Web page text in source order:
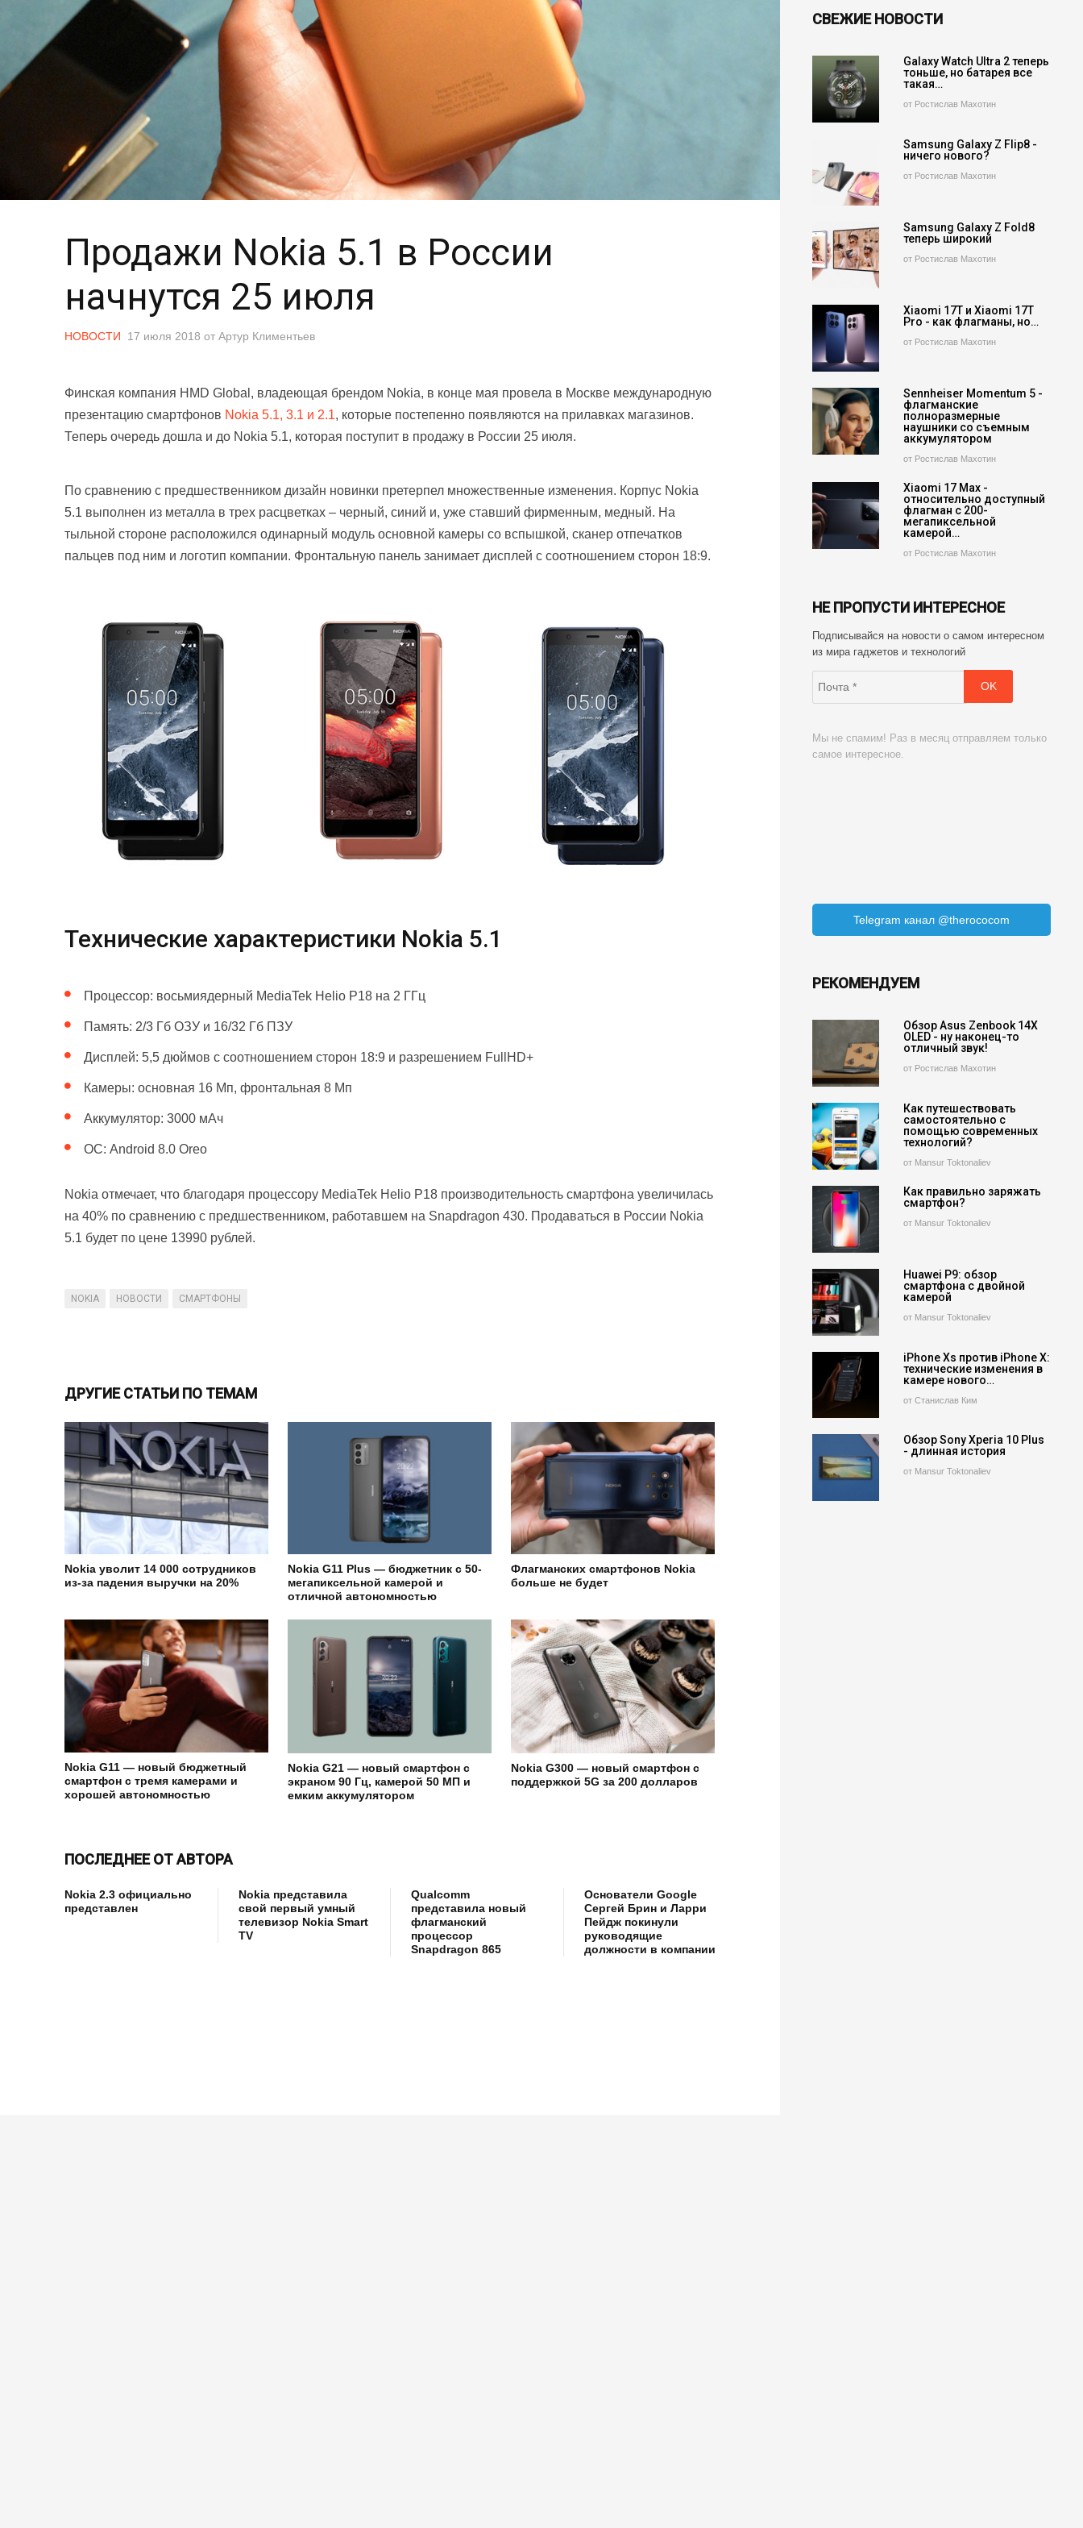
Продажи Nokia 5.1 в России
начнутся 25 июля
НОВОСТИ 17 июля 2018 от Артур Климентьев
Финская компания HMD Global, владеющая брендом Nokia, в конце мая провела в Москве международную
презентацию смартфонов Nokia 5.1, 3.1 и 2.1, которые постепенно появляются на прилавках магазинов.
Теперь очередь дошла и до Nokia 5.1, которая поступит в продажу в России 25 июля.
По сравнению с предшественником дизайн новинки претерпел множественные изменения. Корпус Nokia
5.1 выполнен из металла в трех расцветках – черный, синий и, уже ставший фирменным, медный. На
тыльной стороне расположился одинарный модуль основной камеры со вспышкой, сканер отпечатков
пальцев под ним и логотип компании. Фронтальную панель занимает дисплей с соотношением сторон 18:9.
Технические характеристики Nokia 5.1
Процессор: восьмиядерный MediaTek Helio P18 на 2 ГГц
Память: 2/3 Гб ОЗУ и 16/32 Гб ПЗУ
Дисплей: 5,5 дюймов с соотношением сторон 18:9 и разрешением FullHD+
Камеры: основная 16 Мп, фронтальная 8 Мп
Аккумулятор: 3000 мАч
ОС: Android 8.0 Oreo
Nokia отмечает, что благодаря процессору MediaTek Helio P18 производительность смартфона увеличилась
на 40% по сравнению с предшественником, работавшем на Snapdragon 430. Продаваться в Росcии Nokia
5.1 будет по цене 13990 рублей.
NOKIA НОВОСТИ СМАРТФОНЫ
ДРУГИЕ СТАТЬИ ПО ТЕМАМ
Nokia уволит 14 000 сотрудников
из-за падения выручки на 20%
Nokia G11 Plus — бюджетник с 50-
мегапиксельной камерой и
отличной автономностью
Флагманских смартфонов Nokia
больше не будет
Nokia G11 — новый бюджетный
смартфон с тремя камерами и
хорошей автономностью
Nokia G21 — новый смартфон с
экраном 90 Гц, камерой 50 МП и
емким аккумулятором
Nokia G300 — новый смартфон с
поддержкой 5G за 200 долларов
ПОСЛЕДНЕЕ ОТ АВТОРА
Nokia 2.3 официально
представлен
Nokia представила
свой первый умный
телевизор Nokia Smart
TV
Qualcomm
представила новый
флагманский
процессор
Snapdragon 865
Основатели Google
Сергей Брин и Ларри
Пейдж покинули
руководящие
должности в компании
СВЕЖИЕ НОВОСТИ
Galaxy Watch Ultra 2 теперь
тоньше, но батарея все
такая…
от Ростислав Махотин
Samsung Galaxy Z Flip8 -
ничего нового?
от Ростислав Махотин
Samsung Galaxy Z Fold8
теперь широкий
от Ростислав Махотин
Xiaomi 17T и Xiaomi 17T
Pro - как флагманы, но…
от Ростислав Махотин
Sennheiser Momentum 5 -
флагманские
полноразмерные
наушники со съемным
аккумулятором
от Ростислав Махотин
Xiaomi 17 Max -
относительно доступный
флагман с 200-
мегапиксельной
камерой…
от Ростислав Махотин
НЕ ПРОПУСТИ ИНТЕРЕСНОЕ
Подписывайся на новости о самом интересном
из мира гаджетов и технологий
Мы не спамим! Раз в месяц отправляем только
самое интересное.
Telegram канал @therococom
РЕКОМЕНДУЕМ
Обзор Asus Zenbook 14X
OLED - ну наконец-то
отличный звук!
от Ростислав Махотин
Как путешествовать
самостоятельно с
помощью современных
технологий?
от Mansur Toktonaliev
Как правильно заряжать
смартфон?
от Mansur Toktonaliev
Huawei P9: обзор
смартфона с двойной
камерой
от Mansur Toktonaliev
iPhone Xs против iPhone X:
технические изменения в
камере нового…
от Станислав Ким
Обзор Sony Xperia 10 Plus
- длинная история
от Mansur Toktonaliev